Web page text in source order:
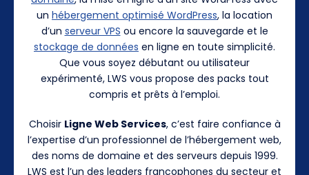
un hébergement optimisé WordPress, la location
d’un serveur VPS ou encore la sauvegarde et le
stockage de données en ligne en toute simplicité.
Que vous soyez débutant ou utilisateur
expérimenté, LWS vous propose des packs tout
compris et prêts à l’emploi.
Choisir Ligne Web Services, c’est faire confiance à
l’expertise d’un professionnel de l’hébergement web,
des noms de domaine et des serveurs depuis 1999.
LWS est l’un des leaders francophones du secteur et